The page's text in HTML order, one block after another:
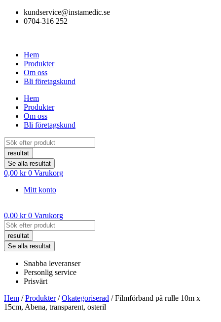
Hoppakundservice@instamedic.se
0704-316 252
Hem
Produkter
Om oss
Bli företagskund
Hem
Produkter
Om oss
Bli företagskund
Search
...resultat
Se alla resultat
0,00 kr 0 Varukorg
Mitt konto
0,00 kr 0 Varukorg
Search
...resultat
Se alla resultat
Snabba leveranser
Personlig service
Prisvärt
Hem /Produkter/Okategoriserad / Filmförband på rulle 10m x
15cm, Abena, transparent, osteril